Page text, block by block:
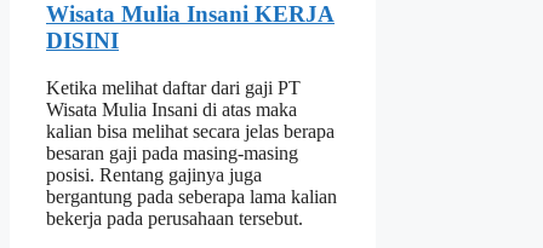
Wisata Mulia Insani KERJA
DISINI
Ketika melihat daftar dari gaji PT
Wisata Mulia Insani di atas maka
kalian bisa melihat secara jelas berapa
besaran gaji pada masing-masing
posisi. Rentang gajinya juga
bergantung pada seberapa lama kalian
bekerja pada perusahaan tersebut.